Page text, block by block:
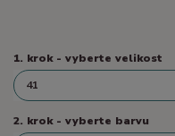
1. krok - vyberte velikost
2. krok - vyberte barvu